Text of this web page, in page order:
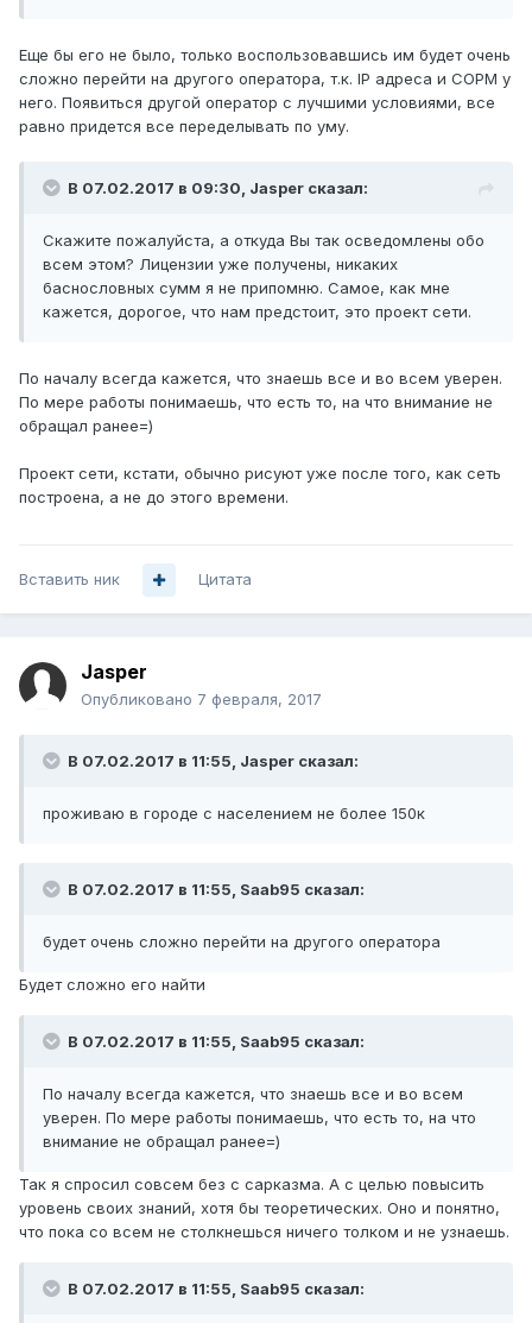
Еще бы его не было, только воспользовавшись им будет очень
сложно перейти на другого оператора, т.к. IP адреса и СОРМ у
него. Появиться другой оператор с лучшими условиями, все
равно придется все переделывать по уму.
В 07.02.2017 в 09:30, Jasper сказал:
Скажите пожалуйста, а откуда Вы так осведомлены обо
всем этом? Лицензии уже получены, никаких
баснословных сумм я не припомню. Самое, как мне
кажется, дорогое, что нам предстоит, это проект сети.
По началу всегда кажется, что знаешь все и во всем уверен.
По мере работы понимаешь, что есть то, на что внимание не
обращал ранее=)
Проект сети, кстати, обычно рисуют уже после того, как сеть
построена, а не до этого времени.
Вставить ник Цитата
Jasper
Опубликовано 7 февраля, 2017
В 07.02.2017 в 11:55, Jasper сказал:
проживаю в городе с населением не более 150к
В 07.02.2017 в 11:55, Saab95 сказал:
будет очень сложно перейти на другого оператора
Будет сложно его найти
В 07.02.2017 в 11:55, Saab95 сказал:
По началу всегда кажется, что знаешь все и во всем
уверен. По мере работы понимаешь, что есть то, на что
внимание не обращал ранее=)
Так я спросил совсем без с сарказма. А с целью повысить
уровень своих знаний, хотя бы теоретических. Оно и понятно,
что пока со всем не столкнешься ничего толком и не узнаешь.
В 07.02.2017 в 11:55, Saab95 сказал: